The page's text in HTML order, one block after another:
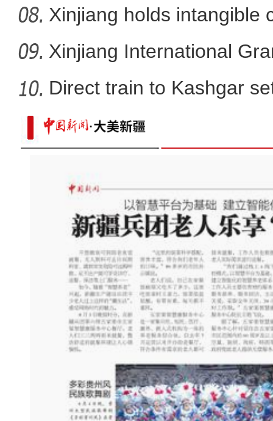
人居环境治理“靓扮”
Xinjiang holds intangible
Xinjiang International
Direct train to Kashgar